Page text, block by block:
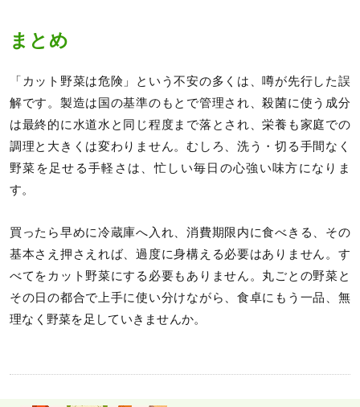
まとめ
「カット野菜は危険」という不安の多くは、噂が先行した誤
解です。製造は国の基準のもとで管理され、殺菌に使う成分
は最終的に水道水と同じ程度まで落とされ、栄養も家庭での
調理と大きくは変わりません。むしろ、洗う・切る手間なく
野菜を足せる手軽さは、忙しい毎日の心強い味方になりま
す。
買ったら早めに冷蔵庫へ入れ、消費期限内に食べきる、その
基本さえ押さえれば、過度に身構える必要はありません。す
べてをカット野菜にする必要もありません。丸ごとの野菜と
その日の都合で上手に使い分けながら、食卓にもう一品、無
理なく野菜を足していきませんか。